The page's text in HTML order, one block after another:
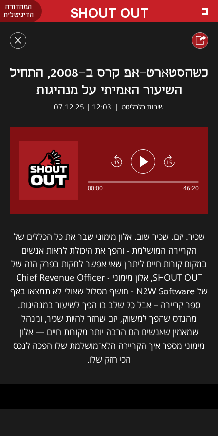
המהדורה
הדיגיטלית
SHOUT OUT
כשהסטארט-אפ קרס ב-2008, התחיל
השיעור האמיתי על מנהיגות
שירות כלכליסט |
12:03 | 07.12.25
46:20
00:00
שכיר. יזם. שכיר שוב. אלון מימוני שבר את כל הכללים של
הקריירה המושלמת - והפך את היכולת לראות אנשים
במקום קורות חיים ליתרון שאי אפשר לחקות בפרק הזה של
SHOUT OUT, אלון מימוני - Chief Revenue Officer
של N2W Software - חושף מסלול שאולי לא תמצאו באף
ספר קריירה – אבל כל שלב בו הפך לשיעור במנהיגות.
מהנדס שהפך למשווק, יזם שחזר להיות שכיר, ומנהל
שמאמין שאנשים הם הרבה יותר מקורות חיים — אלון
מימוני מספר איך הקריירה הלא־מושלמת שלו הפכה לנכס
הכי חזק שלו.